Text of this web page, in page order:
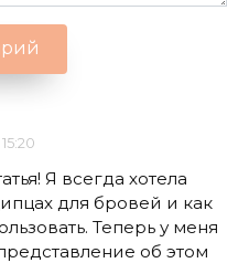
Я всегда хотела
для бровей и как
Теперь у меня
об этом